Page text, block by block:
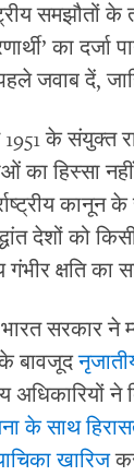
समझौतों
का
जवाब दें,
1951 के संयुक्त
का हिस्सा
कानून
देशों को
गंभीर क्षति
सरकार ने
के बावजूद
अधिकारियों
के साथ
खारिज